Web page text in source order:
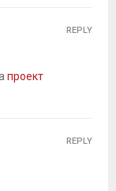
проект
REPLY
REPLY